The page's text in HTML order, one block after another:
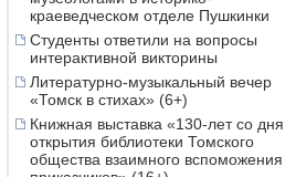
краеведческом отделе Пушкинки
Студенты ответили на вопросы
интерактивной викторины
Литературно-музыкальный вечер
«Томск в стихах» (6+)
Книжная выставка «130-лет со дня
открытия библиотеки Томского
общества взаимного вспоможения